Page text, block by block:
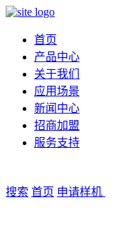
首页
产品中心
关于我们
应用场景
新闻中心
招商加盟
服务支持
搜索 首页 申请样机